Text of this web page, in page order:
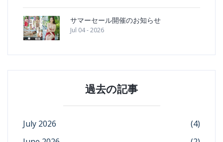
サマーセール開催のお知らせ
Jul 04 - 2026
過去の記事
July 2026
(4)